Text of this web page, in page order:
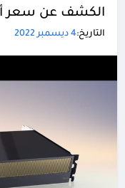
التاريخ:4 ديسمبر 2022